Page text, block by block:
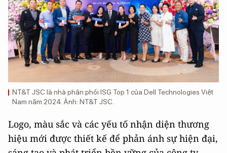
NT&T JSC là nhà phân phối ISG Top 1 của Dell Technologies Việt
Nam năm 2024. Ảnh: NT&T JSC.
Logo, màu sắc và các yếu tố nhận diện thương
hiệu mới được thiết kế để phản ánh sự hiện đại,